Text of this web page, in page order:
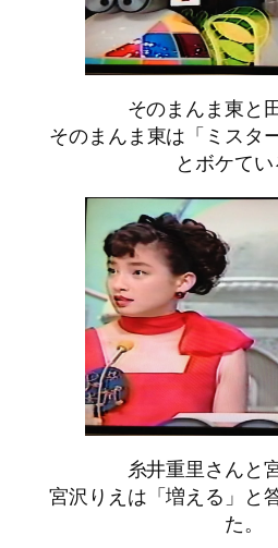
そのまんま東と
そのまんま東は「ミスタ
とボケてい
糸井重里さんと
宮沢りえは「増える」と
た。